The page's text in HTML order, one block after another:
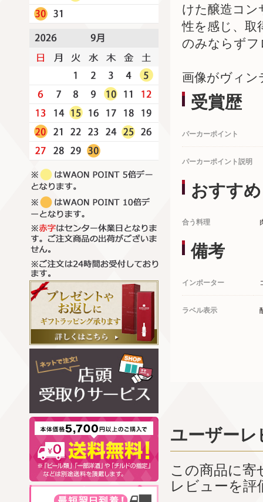
けた醸造コン
性を感じ、取
のみならずフ
画像がヴィン
受賞歴
パーカーポイント
パーカーポイント説明
おすすめ
合う料理
備考
インポーター
ラベル表示
ユーザーレ
この商品に
レビューを評